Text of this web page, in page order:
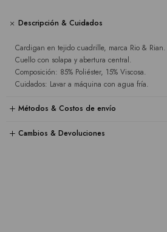
Descripción & Cuidados
Cardigan en tejido cuadrille, marca Rio & Rian.
Cuello con solapa y abertura central.
Composición: 85% Poliéster, 15% Viscosa.
Cuidados: Lavar a máquina con agua fría.
Métodos & Costos de envío
Cambios & Devoluciones